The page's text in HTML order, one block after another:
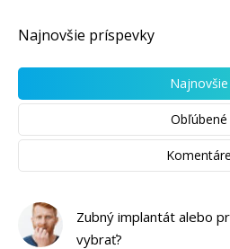
Najnovšie príspevky
Najnovšie
Obľúbené
Komentáre
Zubný implantát alebo
vybrať?